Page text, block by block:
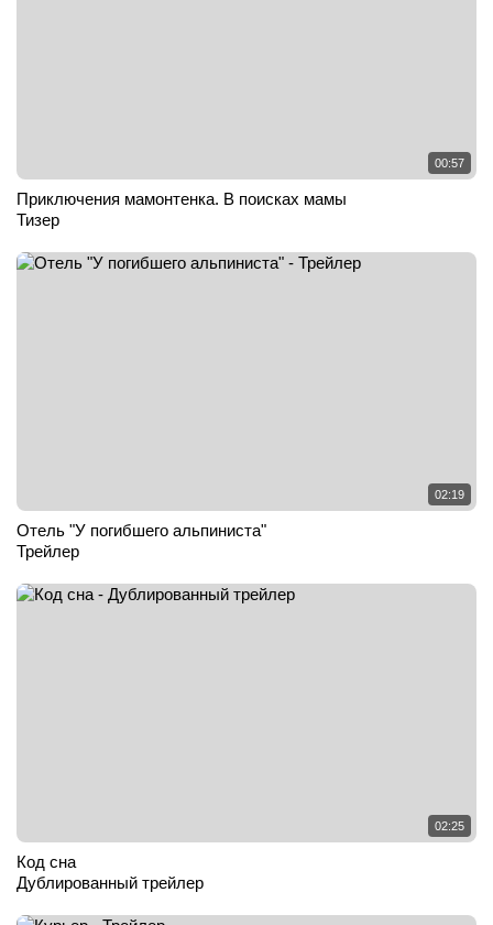
00:57
Приключения мамонтенка. В поисках мамы
Тизер
02:19
Отель "У погибшего альпиниста"
Трейлер
02:25
Код сна
Дублированный трейлер